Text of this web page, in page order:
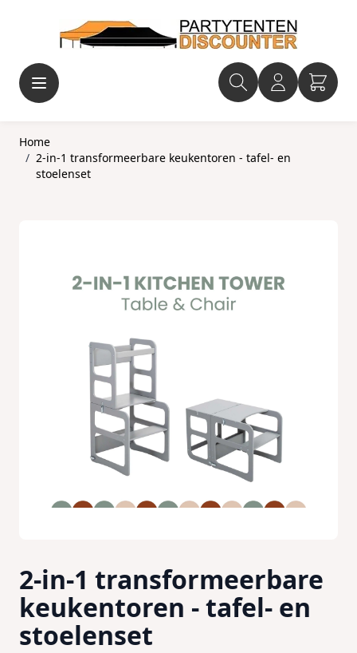
Home
/ 2-in-1 transformeerbare keukentoren - tafel- en
stoelenset
2-in-1 transformeerbare
keukentoren - tafel- en
stoelenset